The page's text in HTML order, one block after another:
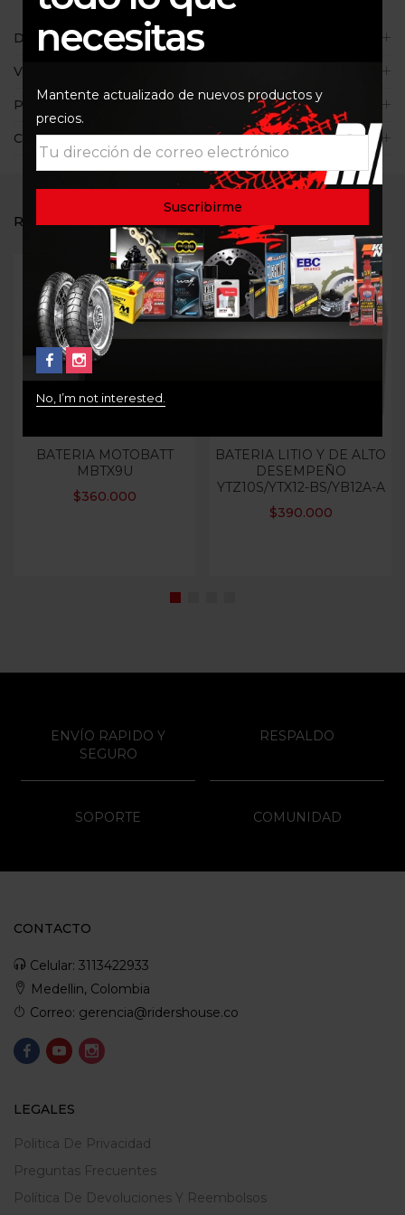
Descripción
Valoraciones (0)
Políticas de la tienda
Consultas
RELATED PRODUCTS
BATERIA MOTOBATT
MBTX9U
$360.000
BATERIA LITIO Y DE ALTO
DESEMPEÑO
YTZ10S/YTX12-BS/YB12A-A
$390.000
necesitas
Mantente actualizado de nuevos productos y
precios.
No, I’m not interested.
ENVÍO RAPIDO Y
SEGURO
RESPALDO
SOPORTE COMUNIDAD
CONTACTO
Celular: 3113422933
Medellin, Colombia
Correo: gerencia@ridershouse.co
LEGALES
Politica De Privacidad
Preguntas Frecuentes
Política De Devoluciones Y Reembolsos